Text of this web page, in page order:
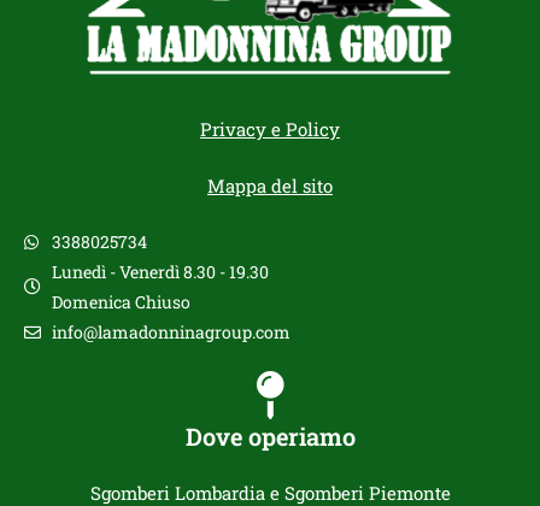
Privacy e Policy
Mappa del sito
3388025734
Lunedì - Venerdì 8.30 - 19.30
Domenica Chiuso
info@lamadonninagroup.com
Dove operiamo
Sgomberi Lombardia e Sgomberi Piemonte